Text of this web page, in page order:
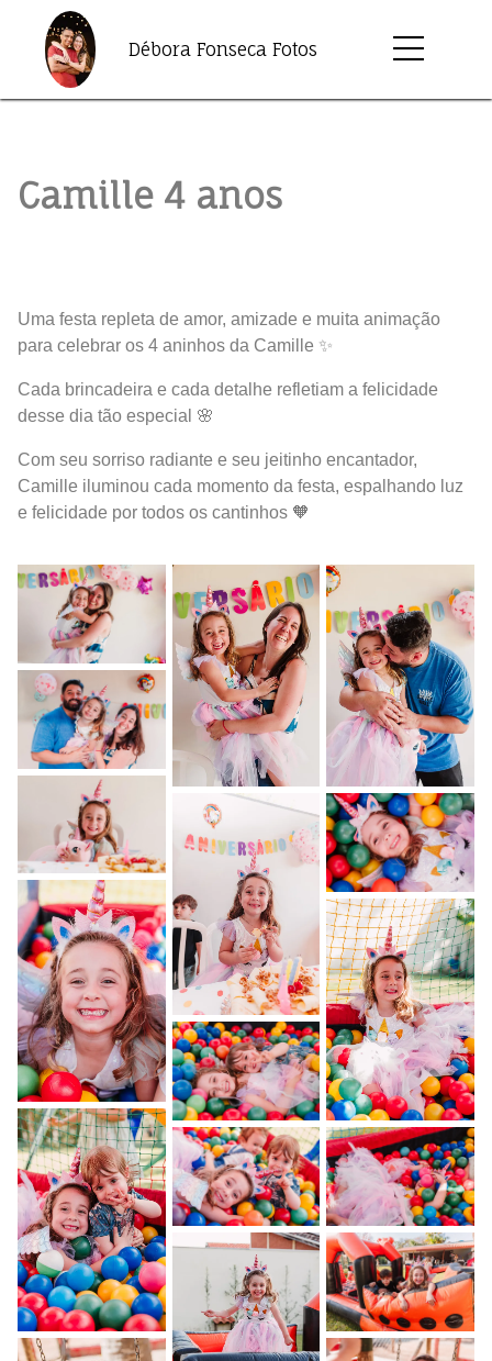
Débora Fonseca Fotos
Camille 4 anos
Uma festa repleta de amor, amizade e muita animação
para celebrar os 4 aninhos da Camille ✨
Cada brincadeira e cada detalhe refletiam a felicidade
desse dia tão especial 🌸
Com seu sorriso radiante e seu jeitinho encantador,
Camille iluminou cada momento da festa, espalhando luz
e felicidade por todos os cantinhos 🧡